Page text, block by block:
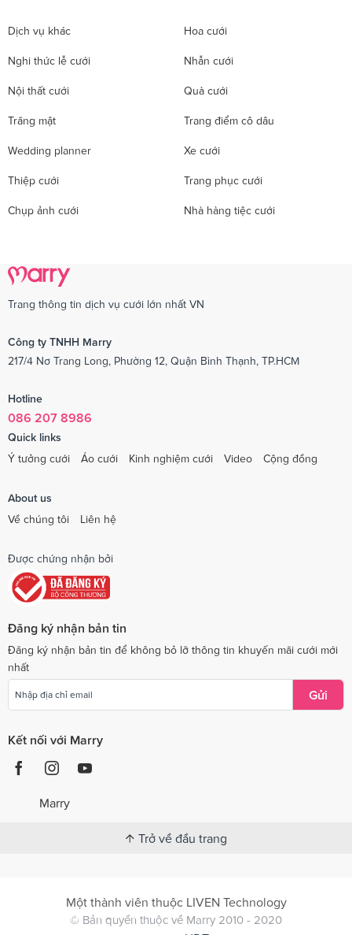
Dịch vụ khác Hoa cưới
Nghi thức lễ cưới Nhẫn cưới
Nội thất cưới Quà cưới
Trăng mật Trang điểm cô dâu
Wedding planner Xe cưới
Thiệp cưới Trang phục cưới
Chụp ảnh cưới Nhà hàng tiệc cưới
Trang thông tin dịch vụ cưới lớn nhất VN
Công ty TNHH Marry
217/4 Nơ Trang Long, Phường 12, Quận Bình Thạnh, TP.HCM
Hotline
086 207 8986
Quick links
Ý tưởng cưới
Áo cưới Kinh nghiệm cưới Video Cộng đồng
About us
Về chúng tôi
Liên hệ
Được chứng nhận bởi
Đăng ký nhận bản tin
Đăng ký nhận bản tin để không bỏ lỡ thông tin khuyến mãi cưới mới
nhất
Gửi
Kết nối với Marry
Marry
Trở về đầu trang
Một thành viên thuộc LIVEN Technology
© Bản quyền thuộc về Marry 2010 - 2020